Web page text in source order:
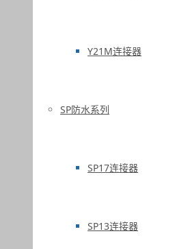
Y21M连接器
SP防水系列
SP17连接器
SP13连接器